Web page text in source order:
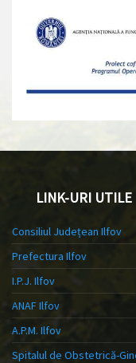
LINK-URI UTILE
Consiliul Județean Ilfov
Prefectura Ilfov
I.P.J. Ilfov
ANAF Ilfov
A.P.M. Ilfov
Spitalul de Obstetrică-